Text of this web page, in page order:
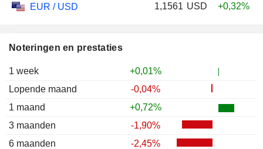
EUR / USD
1,1561 USD +0,32%
Noteringen en prestaties
1 week
+0,01%
Lopende maand
-0,04%
1 maand
+0,72%
3 maanden
-1,90%
6 maanden
-2,45%